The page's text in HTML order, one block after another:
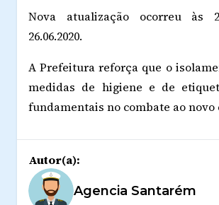
Nova atualização ocorreu às
26.06.2020.
A Prefeitura reforça que o
medidas de higiene e de
fundamentais no combate ao novo
Autor(a):
Agencia Santarém